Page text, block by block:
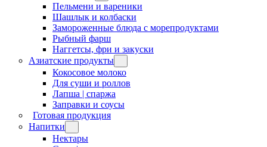
Пельмени и вареники
Шашлык и колбаски
Замороженные блюда с морепродуктами
Рыбный фарш
Наггетсы, фри и закуски
Азиатские продукты
Кокосовое молоко
Для суши и роллов
Лапша | спаржа
Заправки и соусы
Готовая продукция
Напитки
Нектары